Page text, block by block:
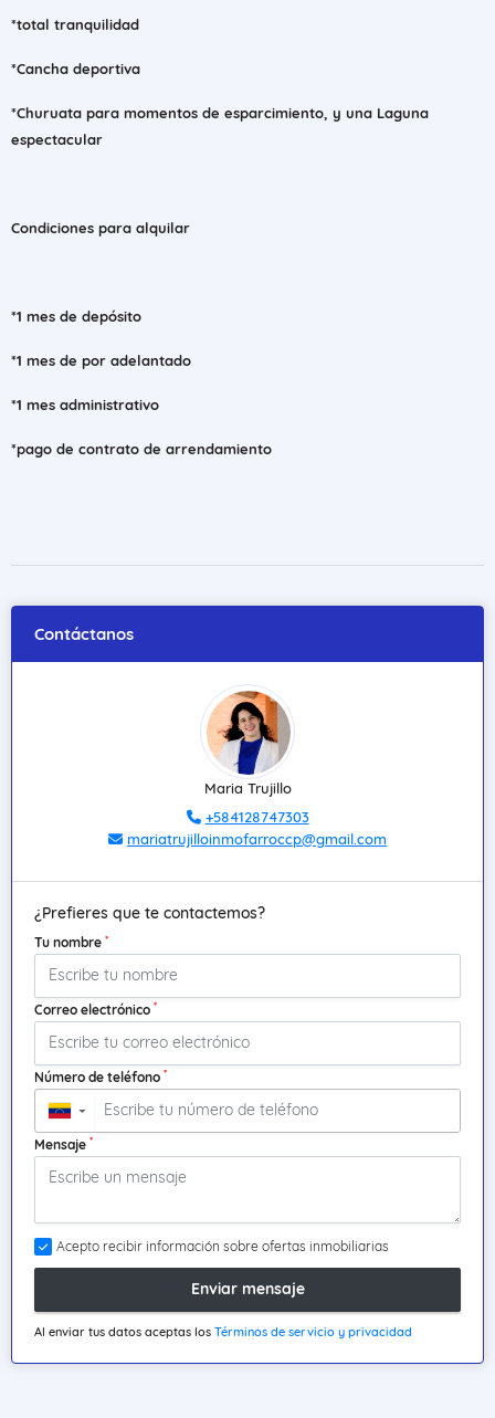
*total tranquilidad
*Cancha deportiva
*Churuata para momentos de esparcimiento, y una Laguna
espectacular
Condiciones para alquilar
*1 mes de depósito
*1 mes de por adelantado
*1 mes administrativo
*pago de contrato de arrendamiento
Contáctanos
Maria Trujillo
+584128747303
mariatrujilloinmofarroccp@gmail.com
¿Prefieres que te contactemos?
Tu nombre *
Correo electrónico *
Número de teléfono *
▼
Mensaje *
Acepto recibir información sobre ofertas inmobiliarias
Enviar mensaje
Al enviar tus datos aceptas los Términos de servicio y privacidad